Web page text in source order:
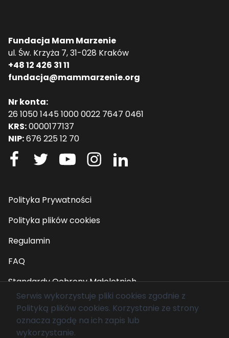
Fundacja Mam Marzenie
ul. Św. Krzyża 7, 31-028 Kraków
+48 12 426 31 11
fundacja@mammarzenie.org
Nr konta:
26 1050 1445 1000 0022 7647 0461
KRS:0000177137
NIP:676 225 12 70
Polityka Prywatności
Polityka plików cookies
Regulamin
FAQ
Standardy Ochrony Małoletnich
© 2026 Fundacja Mam Marzenie. Wszelkie prawa
zastrzeżone.
Serwis wykorzystuje pliki cookies zgodnie z
Polityką plików cookies. Korzystanie ze strony
oznacza zgodę na ich zapis lub
wykorzystanie.